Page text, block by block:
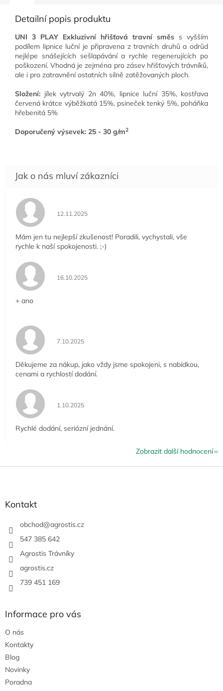
Detailní popis produktu
UNI 3 PLAY Exkluzivní hřišťová travní směs s vyšším
podílem lipnice lučníje připravena z travních druhů a odrůd
nejlépe snášejících sešlapávání a rychle regenerujících po
poškození. Vhodná je zejména pro zásev hřišťových trávníků,
ale i pro zatravnění ostatních silně zatěžovaných ploch.
Složení: jílek vytrvalý 2n 40%, lipnice luční 35%, kostřava
červená krátce výběžkatá 15%, psineček tenký 5%, poháňka
hřebenitá 5%
Doporučený výsevek: 25 - 30 g/m2
Hodnocení obchodu je 5 z 5 hvězdiček.
12.11.2025
Mám jen tu nejlepší zkušenost! Poradili, vychystali, vše
rychle k naší spokojenosti. ;-)
Hodnocení obchodu je 5 z 5 hvězdiček.
16.10.2025
+ ano
Hodnocení obchodu je 5 z 5 hvězdiček.
7.10.2025
Děkujeme za nákup, jako vždy jsme spokojeni, s nabídkou,
cenami a rychlostí dodání.
Hodnocení obchodu je 5 z 5 hvězdiček.
1.10.2025
Rychlé dodání, seriózní jednání.
Zobrazit další hodnocení
Kontakt
obchod@agrostis.cz
547 385 642
Agrostis Trávníky
agrostis.cz
739 451 169
Informace pro vás
O nás
Kontakty
Blog
Novinky
Poradna